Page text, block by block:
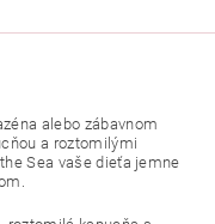
alebo zábavnom
a roztomilými
Sea vaše dieťa jemne